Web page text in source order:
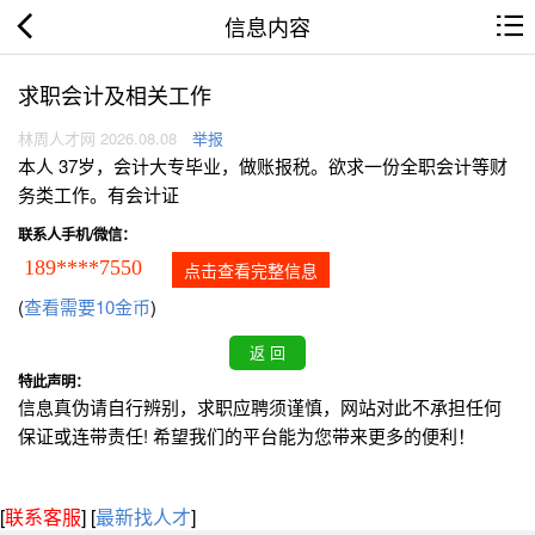
信息内容
求职会计及相关工作
林周人才网 2026.08.08 举报
本人 37岁，会计大专毕业，做账报税。欲求一份全职会计等财
务类工作。有会计证
联系人手机/微信：
189****7550 点击查看完整信息
(查看需要10金币)
特此声明：
信息真伪请自行辨别，求职应聘须谨慎，网站对此不承担任何
保证或连带责任! 希望我们的平台能为您带来更多的便利！
[联系客服] [最新找人才]